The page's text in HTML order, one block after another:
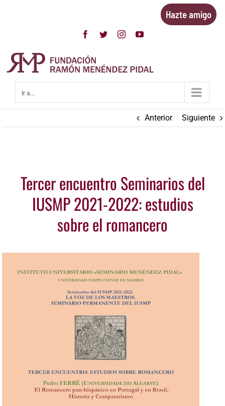
Hazte amigo
Facebook
TwitterInstagramYouTube
Ir a...
Anterior Siguiente
imagenTercer encuentro Seminarios del
IUSMP 2021-2022: estudios
sobre el romancero